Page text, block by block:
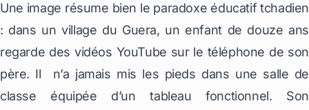
Une image résume bien le paradoxe éducatif tchadien
: dans un village du Guera, un enfant de douze ans
regarde des vidéos YouTube sur le téléphone de son
père. Il n’a jamais mis les pieds dans une salle de
classe équipée d’un tableau fonctionnel. Son